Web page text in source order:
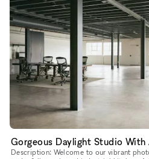
Description: Welcome to our vibrant photo studio with ample natural light